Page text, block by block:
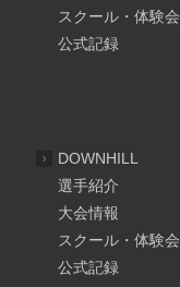
スクール・体験会
公式記録
DOWNHILL
選手紹介
大会情報
スクール・体験会
公式記録